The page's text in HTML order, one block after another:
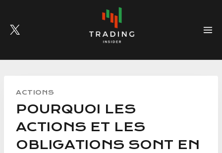
content
ACTIONS
POURQUOI LES
ACTIONS ET LES
OBLIGATIONS SONT EN